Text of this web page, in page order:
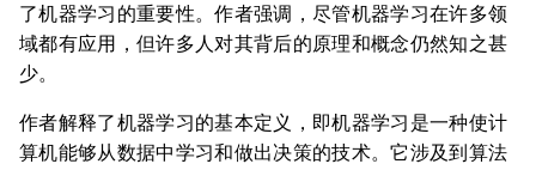
了机器学习的重要性。作者强调，尽管机器学习在许多领
域都有应用，但许多人对其背后的原理和概念仍然知之甚
少。
作者解释了机器学习的基本定义，即机器学习是一种使计
算机能够从数据中学习和做出决策的技术。它涉及到算法